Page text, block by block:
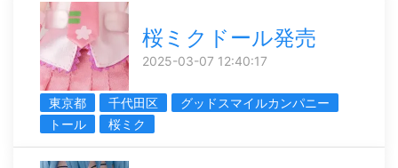
桜ミクドール発売
2025-03-07 12:40:17
東京都 千代田区
グッドスマイルカンパニー
トール
桜ミク